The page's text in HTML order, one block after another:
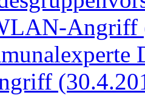
Angriff